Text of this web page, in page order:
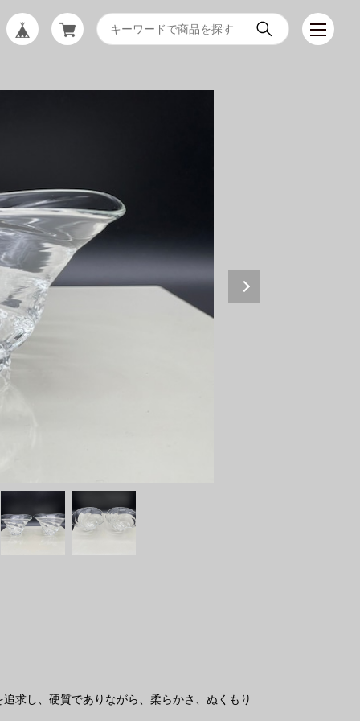
求し、硬質でありながら、柔らかさ、ぬくもり